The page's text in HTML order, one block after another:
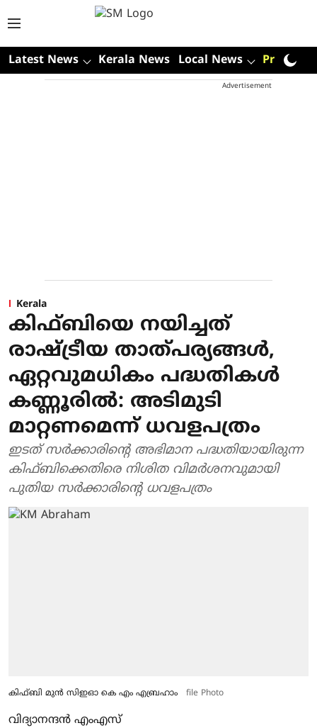
Latest News Kerala News Local News Premium
Advertisement
Kerala
കിഫ്ബിയെ നയിച്ചത്
രാഷ്ട്രീയ താത്പര്യങ്ങള്‍,
ഏറ്റവുമധികം പദ്ധതികള്‍
കണ്ണൂരില്‍: അടിമുടി
മാറ്റണമെന്ന് ധവളപത്രം
ഇടത് സര്‍ക്കാരിന്റെ അഭിമാന പദ്ധതിയായിരുന്ന
കിഫ്ബിക്കെതിരെ നിശിത വിമര്‍ശനവുമായി
പുതിയ സര്‍ക്കാരിന്റെ ധവളപത്രം
കിഫ്ബി മുൻ സിഇഓ കെ എം എബ്രഹാം file Photo
വിദ്യാനന്ദന്‍ എംഎസ്‌